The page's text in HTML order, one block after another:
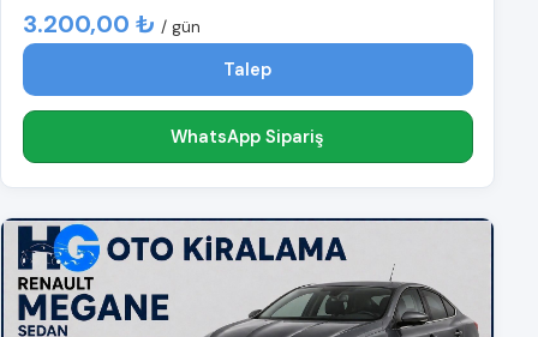
3.200,00 ₺ / gün
Talep
WhatsApp Sipariş